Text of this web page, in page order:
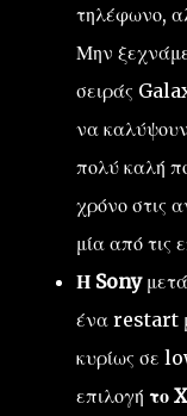
τηλέφωνο,
Μην
σειράς
να
πολύ καλή
χρόνο στις
μία από τις
Η Sony
ένα restart
κυρίως σε
επιλογή το